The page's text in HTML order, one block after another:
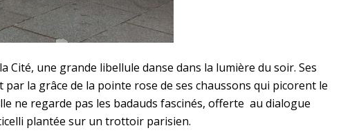
Cité, une grande libellule danse dans la lumière du soir. Ses
la grâce de la pointe rose de ses chaussons qui picorent le
ne regarde pas les badauds fascinés, offerte au dialogue
plantée sur un trottoir parisien.